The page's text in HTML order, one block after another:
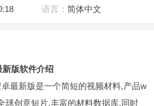
语言： 简体中文
版软件介绍
新版是一个简短的视频材料,产品w
球创意短片,丰富的材料数据库,同时